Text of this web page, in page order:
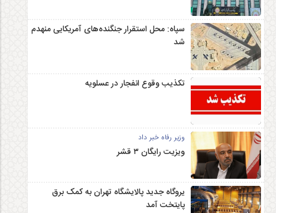
سپاه: محل استقرار جنگنده‌های آمریکایی منهدم
شد
تکذیب وقوع انفجار در عسلویه
وزیر رفاه خبر داد
ویزیت رایگان ۳ قشر
یروگاه جدید پالایشگاه تهران به کمک برق
پایتخت آمد